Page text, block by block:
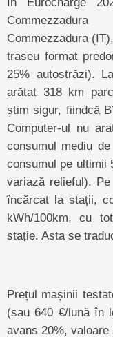
Commezzadura
traseu format
25% autostrăzi).
arătat 318 km
știm sigur, fiindcă
Computer-ul nu
consumul mediu
consumul pe ultimii
variază relieful).
încărcat la stații,
kWh/100km, cu
stație. Asta se
Prețul mașinii
(sau 640 €/lună în
avans 20%, valoare